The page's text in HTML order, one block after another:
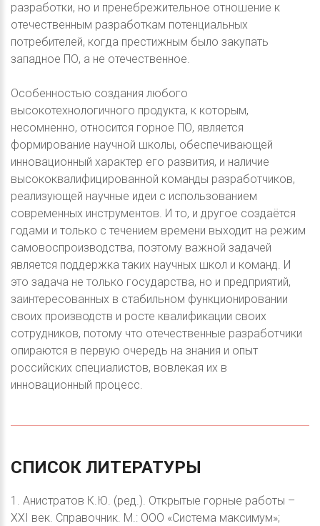
разработки, но и пренебрежительное отношение к
отечественным разработкам потенциальных
потребителей, когда престижным было закупать
западное ПО, а не отечественное.
Особенностью создания любого
высокотехнологичного продукта, к которым,
несомненно, относится горное ПО, является
формирование научной школы, обеспечивающей
инновационный характер его развития, и наличие
высококвалифицированной команды разработчиков,
реализующей научные идеи с использованием
современных инструментов. И то, и другое создаётся
годами и только с течением времени выходит на режим
самовоспроизводства, поэтому важной задачей
является поддержка таких научных школ и команд. И
это задача не только государства, но и предприятий,
заинтересованных в стабильном функционировании
своих производств и росте квалификации своих
сотрудников, потому что отечественные разработчики
опираются в первую очередь на знания и опыт
российских специалистов, вовлекая их в
инновационный процесс.
СПИСОК ЛИТЕРАТУРЫ
1. Анистратов К.Ю. (ред.). Открытые горные работы –
XXI век. Справочник. M.: ООО «Система максимум»;